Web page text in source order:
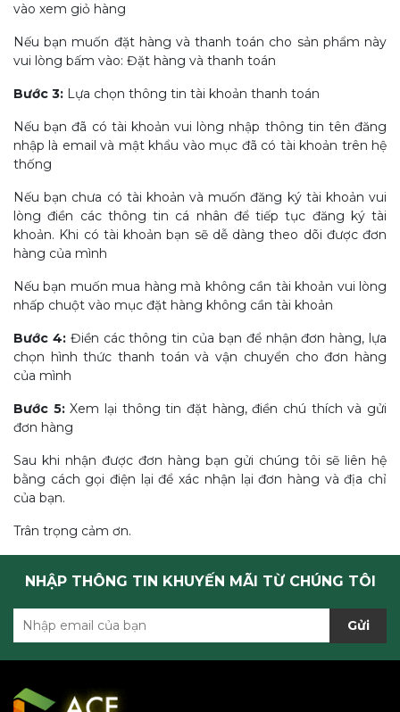
vào xem giỏ hàng
Nếu bạn muốn đặt hàng và thanh toán cho sản phẩm này
vui lòng bấm vào: Đặt hàng và thanh toán
Bước 3: Lựa chọn thông tin tài khoản thanh toán
Nếu bạn đã có tài khoản vui lòng nhập thông tin tên đăng
nhập là email và mật khẩu vào mục đã có tài khoản trên hệ
thống
Nếu bạn chưa có tài khoản và muốn đăng ký tài khoản vui
lòng điền các thông tin cá nhân để tiếp tục đăng ký tài
khoản. Khi có tài khoản bạn sẽ dễ dàng theo dõi được đơn
hàng của mình
Nếu bạn muốn mua hàng mà không cần tài khoản vui lòng
nhấp chuột vào mục đặt hàng không cần tài khoản
Bước 4:Điền các thông tin của bạn để nhận đơn hàng, lựa
chọn hình thức thanh toán và vận chuyển cho đơn hàng
của mình
Bước 5:Xem lại thông tin đặt hàng, điền chú thích và gửi
đơn hàng
Sau khi nhận được đơn hàng bạn gửi chúng tôi sẽ liên hệ
bằng cách gọi điện lại để xác nhận lại đơn hàng và địa chỉ
của bạn.
Trân trọng cảm ơn.
NHẬP THÔNG TIN KHUYẾN MÃI TỪ CHÚNG TÔI
Gửi